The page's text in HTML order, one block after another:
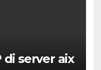
di server aix